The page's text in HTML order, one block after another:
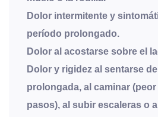
Dolor intermitente y
período prolongado.
Dolor al acostarse sobre el
Dolor y rigidez al sentarse
prolongada, al caminar
pasos), al subir escaleras o